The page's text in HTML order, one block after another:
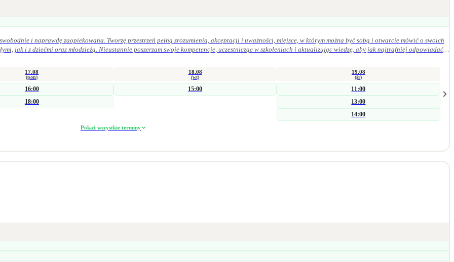
i naprawdę zaopiekowana. Tworzę przestrzeń pełną zrozumienia, akceptacji i uważności, miejsce, w którym można być sobą i otwarcie mówić o swoich
17.08
(pon)
16:00
18:00
18.08
(wt)
15:00
19.08
(śr)
11:00
13:00
14:00
Pokaż wszystkie terminy